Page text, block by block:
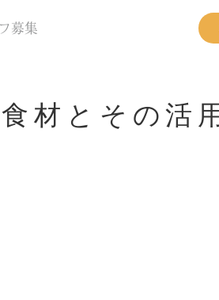
募集
材とその活用